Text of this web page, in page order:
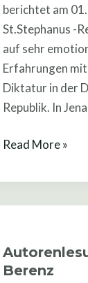
berichtet am
St.Stephanus -
auf sehr
Erfahrungen
Diktatur in der
Republik. In Jena
DDR-
Erfahrung
Read More »
Berenz
Björn
Berenz